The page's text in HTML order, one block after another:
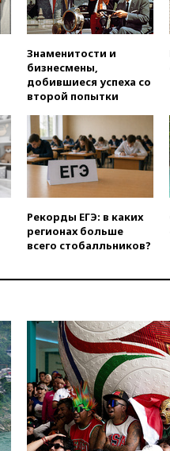
14:40
в России
14:19
14:14
не
13:45
13:29
13:19
со
13:13
Знаменитости и
бизнесмены,
добившиеся успеха со
второй попытки
Рекорды ЕГЭ: в каких
регионах больше
всего стобалльников?